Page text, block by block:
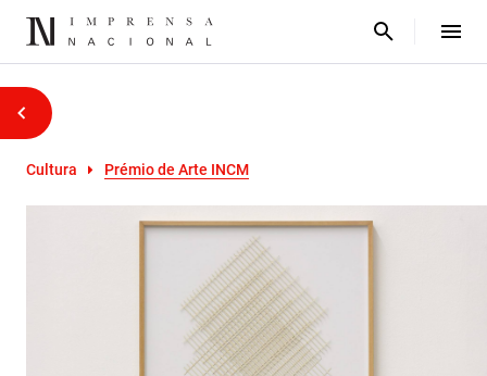
Cultura Prémio de Arte INCM